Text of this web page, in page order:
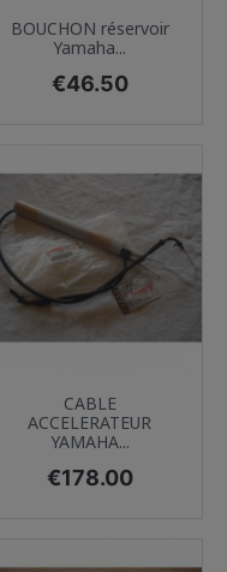
BOUCHON réservoir
Yamaha...
Price
€46.50
CABLE
ACCELERATEUR
YAMAHA...
Price
€178.00